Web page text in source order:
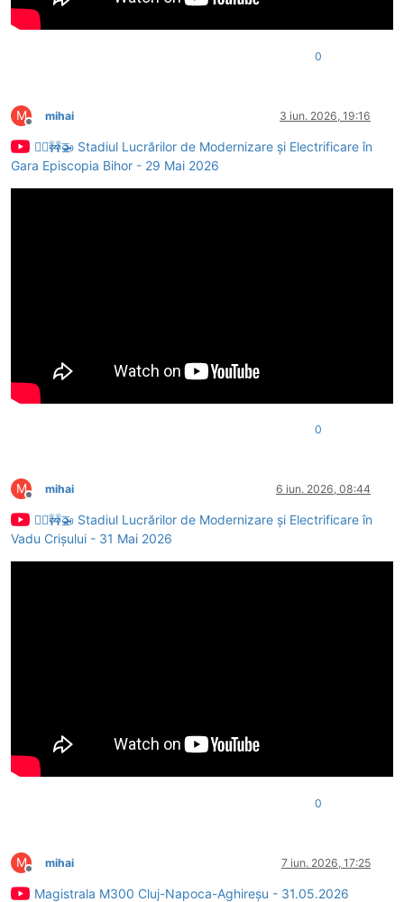
0
M
Deconectat
mihai 3 iun. 2026, 19:16
👷‍♂️🚧🚁 Stadiul Lucrărilor de Modernizare și Electrificare în
Gara Episcopia Bihor - 29 Mai 2026
0
M
Deconectat
mihai 6 iun. 2026, 08:44
👷‍♂️🚧🚁 Stadiul Lucrărilor de Modernizare și Electrificare în
Vadu Crișului - 31 Mai 2026
0
M
Deconectat
mihai 7 iun. 2026, 17:25
Magistrala M300 Cluj-Napoca-Aghireșu - 31.05.2026